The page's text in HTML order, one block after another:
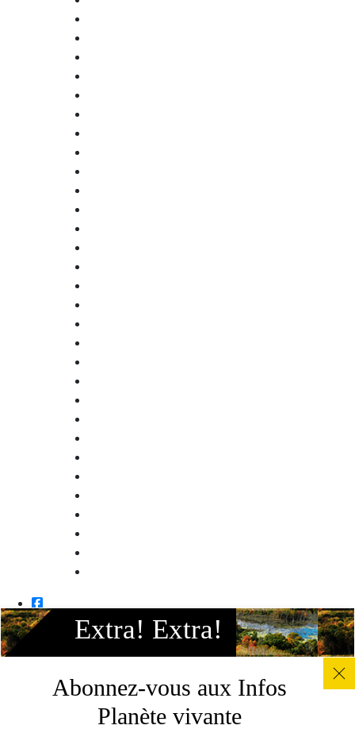
Extra! Extra!
Abonnez-vous aux Infos
Planète vivante
Facebook
Instagram
Twitter
Linkedin
Youtube
© Le WWF détient des droits d’auteur sur l’ensemble des